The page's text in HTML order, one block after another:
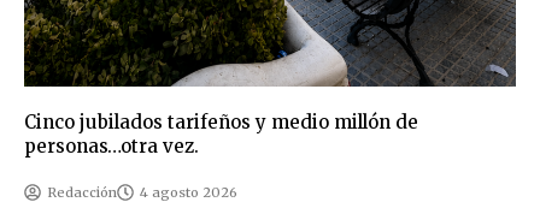
Cinco jubilados tarifeños y medio millón de
personas…otra vez.
Redacción 4 agosto 2026